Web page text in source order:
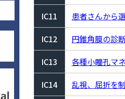
IC11
患者さんから
IC12
円錐角膜の診
IC13
各種小瞳孔マ
IC14
乱視、屈折を